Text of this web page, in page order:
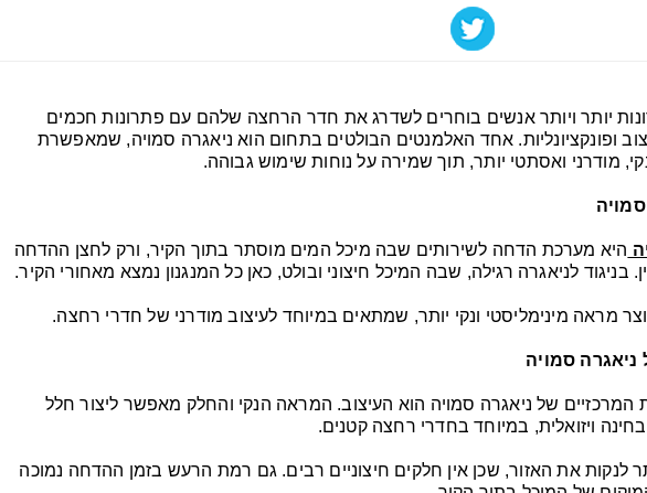
יותר ויותר אנשים בוחרים לשדרג את חדר הרחצה שלהם עם פתרונות חכמים
ופונקציונליות. אחד האלמנטים הבולטים בתחום הוא ניאגרה סמויה, שמאפשרת
מודרני ואסתטי יותר, תוך שמירה על נוחות שימוש גבוהה.
היא מערכת הדחה לשירותים שבה מיכל המים מוסתר בתוך הקיר, ורק לחצן ההדחה
בניגוד לניאגרה רגילה, שבה המיכל חיצוני ובולט, כאן כל המנגנון נמצא מאחורי הקיר.
מראה מינימליסטי ונקי יותר, שמתאים במיוחד לעיצוב מודרני של חדרי רחצה.
ניאגרה סמויה
המרכזיים של ניאגרה סמויה הוא העיצוב. המראה הנקי והחלק מאפשר ליצור חלל
ויזואלית, במיוחד בחדרי רחצה קטנים.
לנקות את האזור, שכן אין חלקים חיצוניים רבים. גם רמת הרעש בזמן ההדחה נמוכה